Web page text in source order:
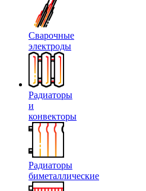
Сварочные
электроды
Радиаторы
и
конвекторы
Радиаторы
биметаллические